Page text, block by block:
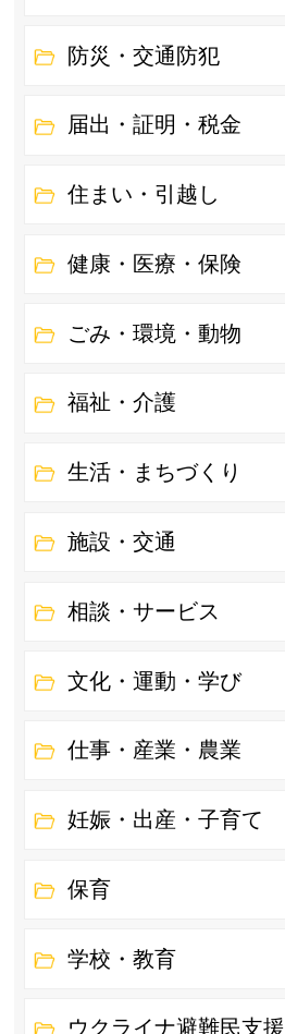
防災・交通防犯
届出・証明・税金
住まい・引越し
健康・医療・保険
ごみ・環境・動物
福祉・介護
生活・まちづくり
施設・交通
相談・サービス
文化・運動・学び
仕事・産業・農業
妊娠・出産・子育て
保育
学校・教育
ウクライナ避難民支援